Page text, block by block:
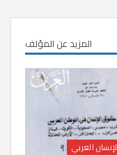
المزيد عن المؤلف
العربي